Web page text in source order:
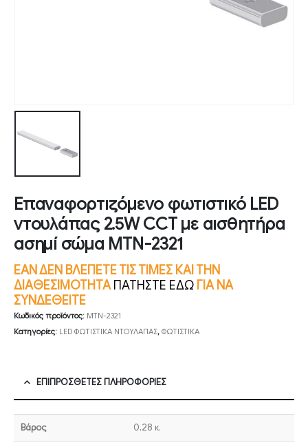
Επαναφορτιζόμενο φωτιστικό LED
ντουλάπας 2.5W CCT με αισθητήρα
ασημί σώμα MTN-2321
ΕΑΝ ΔΕΝ ΒΛΕΠΕΤΕ ΤΙΣ ΤΙΜΕΣ ΚΑΙ ΤΗΝ
ΔΙΑΘΕΣΙΜΟΤΗΤΑ ΠΑΤΗΣΤΕ ΕΔΩ ΓΙΑ ΝΑ
ΣΥΝΔΕΘΕΙΤΕ
Κωδικός προϊόντος: MTN-2321
Κατηγορίες: LED ΦΩΤΙΣΤΙΚΑ ΝΤΟΥΛΑΠΑΣ, ΦΩΤΙΣΤΙΚΑ
ΕΠΙΠΡΌΣΘΕΤΕΣ ΠΛΗΡΟΦΟΡΊΕΣ
Βάρος 0,28 κ.